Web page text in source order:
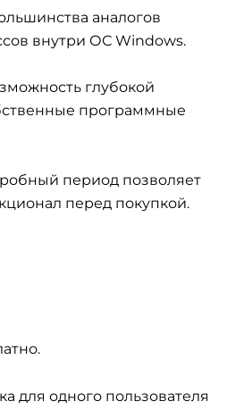
аналогов
внутри ОС Windows.
глубокой
программные
период позволяет
перед покупкой.
для одного пользователя